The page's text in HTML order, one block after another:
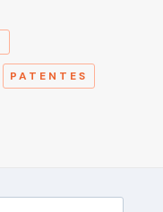
PATENTES